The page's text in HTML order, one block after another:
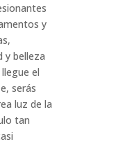
y
y belleza
el
serás
luz de la
tan